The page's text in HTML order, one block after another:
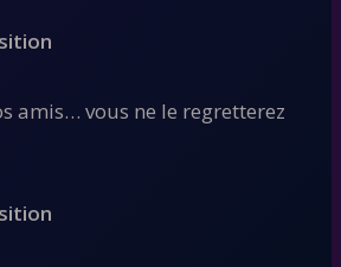
amis… vous ne le regretterez